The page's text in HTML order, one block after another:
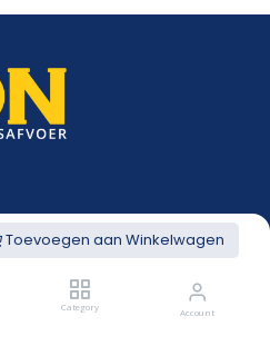
Toevoegen aan Winkelwagen
Category Account